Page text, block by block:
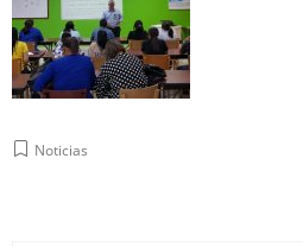
Noticias